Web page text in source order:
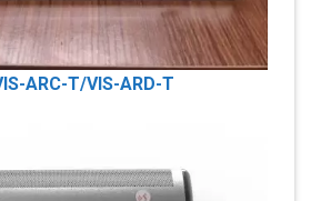
ARC-T/VIS-ARD-T